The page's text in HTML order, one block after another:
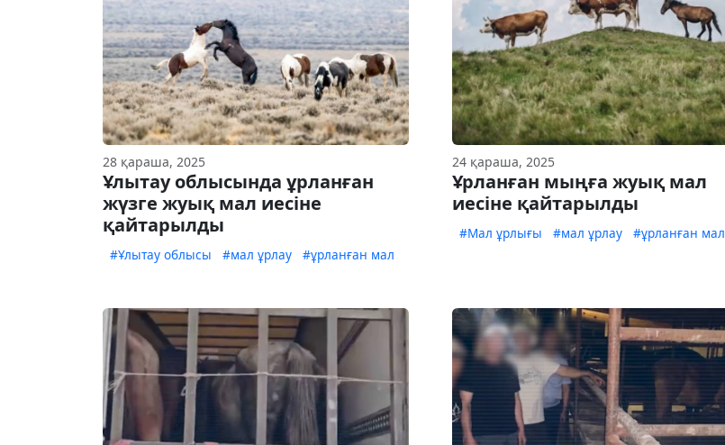
28 қараша, 2025
Ұлытау облысында ұрланған
жүзге жуық мал иесіне
қайтарылды
#Ұлытау облысы #мал ұрлау #ұрланған мал
24 қараша, 2025
Ұрланған мыңға жуық мал
иесіне қайтарылды
#Мал ұрлығы #мал ұрлау #ұрланған мал